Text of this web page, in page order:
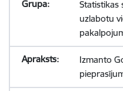
Statistikas
uzlabotu
Izmanto